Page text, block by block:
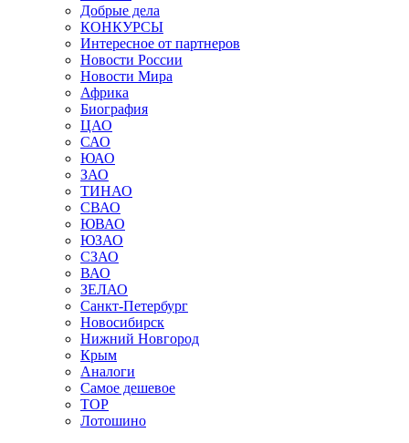
Добрые дела
КОНКУРСЫ
Интересное от партнеров
Новости России
Новости Мира
Африка
Биография
ЦАО
САО
ЮАО
ЗАО
ТИНАО
СВАО
ЮВАО
ЮЗАО
СЗАО
ВАО
ЗЕЛАО
Санкт-Петербург
Новосибирск
Нижний Новгород
Крым
Аналоги
Самое дешевое
TOP
Лотошино